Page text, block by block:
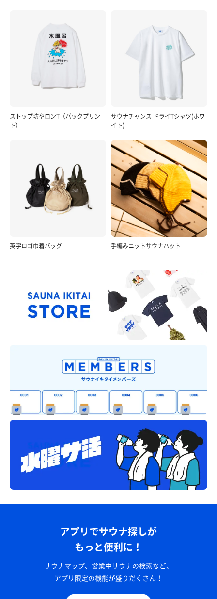
ストップ坊やロンT（バックプリン
ト）
サウナチャンス ドライTシャツ(ホワ
イト)
英字ロゴ巾着バッグ 手編みニットサウナハット
アプリでサウナ探しが
もっと便利に！
サウナマップ、営業中サウナの検索など、
アプリ限定の機能が盛りだくさん！